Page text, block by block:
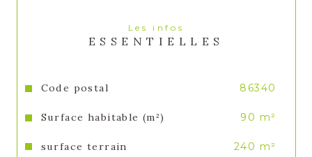
Les infos
ESSENTIELLES
Caractéristiques Valeurs
Code postal 86340
Surface habitable (m²) 90 m²
surface terrain 240 m²